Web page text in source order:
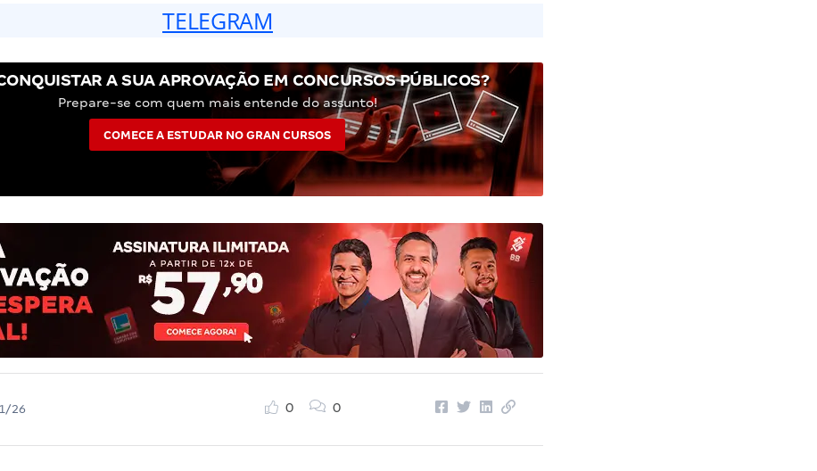
TELEGRAM
A SUA APROVAÇÃO EM CONCURSOS PÚBLICOS?
Prepare-se com quem mais entende do assunto!
COMECE A ESTUDAR NO GRAN CURSOS
26
0 0